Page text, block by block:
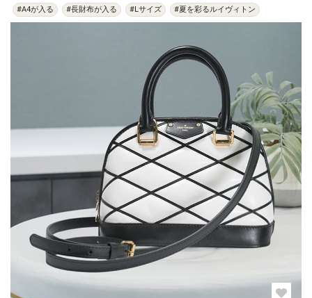
#A4が入る
#長財布が入る #Lサイズ #夏を彩るルイヴィトン